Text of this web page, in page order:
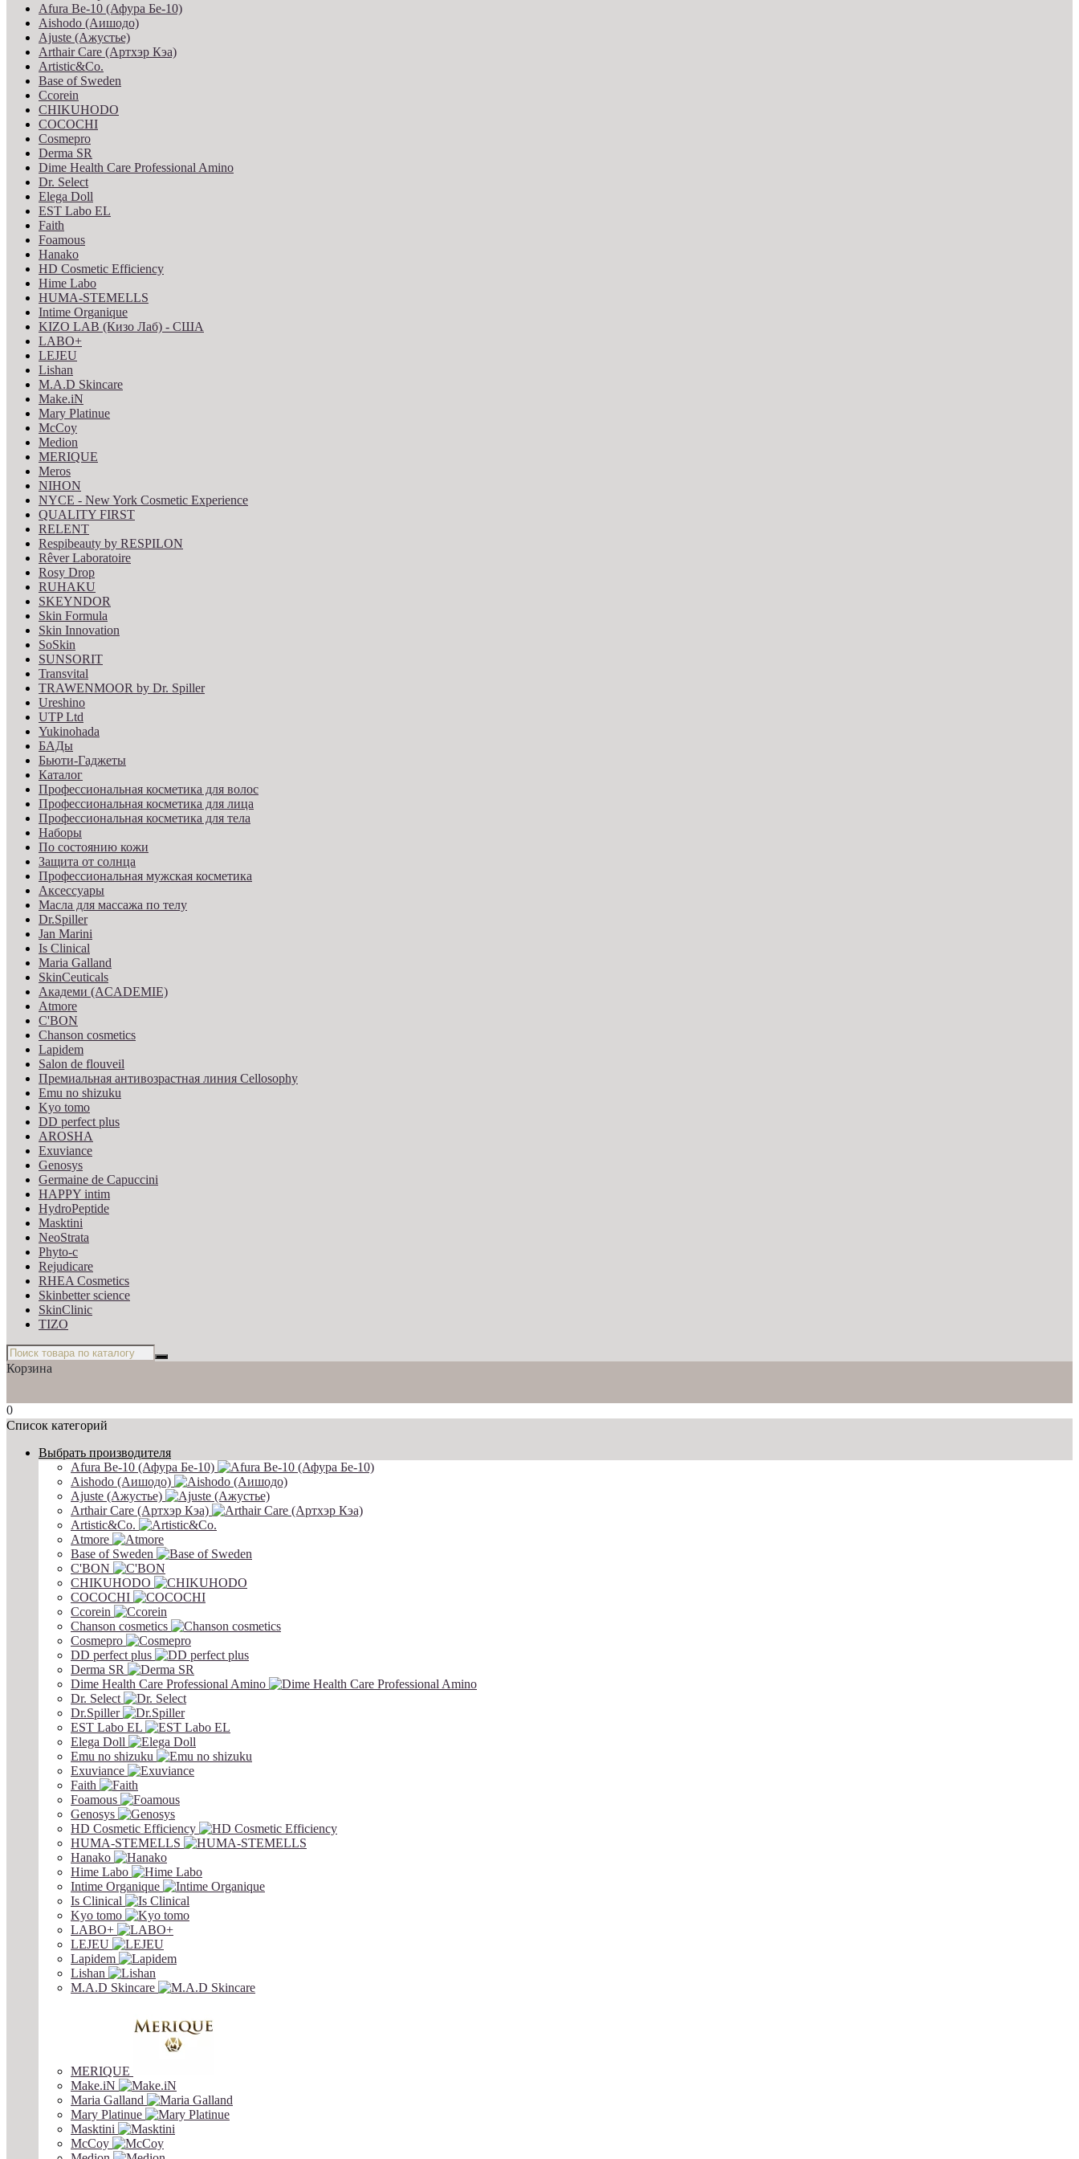
Afura Be-10 (Афура Бе-10)
Aishodo (Аишодо)
Ajuste (Ажустье)
Arthair Care (Артхэр Кэа)
Artistic&Co.
Base of Sweden
Ccorein
CHIKUHODO
COCOCHI
Cosmepro
Derma SR
Dime Health Care Professional Amino
Dr. Select
Elega Doll
EST Labo EL
Faith
Foamous
Hanako
HD Cosmetic Efficiency
Hime Labo
HUMA-STEMELLS
Intime Organique
KIZO LAB (Кизо Лаб) - США
LABO+
LEJEU
Lishan
M.A.D Skincare
Make.iN
Mary Platinue
McCoy
Medion
MERIQUE
Meros
NIHON
NYCE - New York Cosmetic Experience
QUALITY FIRST
RELENT
Respibeauty by RESPILON
Rêver Laboratoire
Rosy Drop
RUHAKU
SKEYNDOR
Skin Formula
Skin Innovation
SoSkin
SUNSORIT
Transvital
TRAWENMOOR by Dr. Spiller
Ureshino
UTP Ltd
Yukinohada
БАДы
Бьюти-Гаджеты
Каталог
Профессиональная косметика для волос
Профессиональная косметика для лица
Профессиональная косметика для тела
Наборы
По состоянию кожи
Защита от солнца
Профессиональная мужская косметика
Аксессуары
Масла для массажа по телу
Dr.Spiller
Jan Marini
Is Clinical
Maria Galland
SkinCeuticals
Академи (ACADEMIE)
Atmore
C'BON
Chanson cosmetics
Lapidem
Salon de flouveil
Премиальная антивозрастная линия Cellosophy
Emu no shizuku
Kyo tomo
DD perfect plus
AROSHA
Exuviance
Genosys
Germaine de Capuccini
HAPPY intim
HydroPeptide
Masktini
NeoStrata
Phyto-c
Rejudicare
RHEA Cosmetics
Skinbetter science
SkinСlinic
TIZO
Корзина
0
Список категорий
Выбрать производителя
Afura Be-10 (Афура Бе-10)
Aishodo (Аишодо)
Ajuste (Ажустье)
Arthair Care (Артхэр Кэа)
Artistic&Co.
Atmore
Base of Sweden
C'BON
CHIKUHODO
COCOCHI
Ccorein
Chanson cosmetics
Cosmepro
DD perfect plus
Derma SR
Dime Health Care Professional Amino
Dr. Select
Dr.Spiller
EST Labo EL
Elega Doll
Emu no shizuku
Exuviance
Faith
Foamous
Genosys
HD Cosmetic Efficiency
HUMA-STEMELLS
Hanako
Hime Labo
Intime Organique
Is Clinical
Kyo tomo
LABO+
LEJEU
Lapidem
Lishan
M.A.D Skincare
MERIQUE
Make.iN
Maria Galland
Mary Platinue
Masktini
McCoy